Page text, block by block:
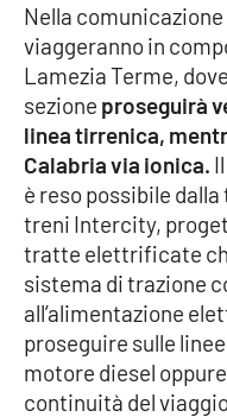
Società
Sport
RUBRICHE
Good Morning
Parchi Marini
Leggendo Alvaro
Imprese Di Calabria
Nella
viaggeranno in
Lamezia Terme,
sezione proseguirà
linea tirrenica,
Calabria via ionica.
è reso possibile
treni Intercity,
tratte elettrificate
sistema di trazione
all’alimentazione
proseguire sulle
motore diesel
continuità del